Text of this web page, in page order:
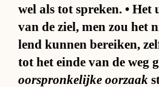
wel als tot spre­ken. • Het
van de ziel, men zou het
lend kun­nen be­rei­ken,
tot het einde van de weg
oor­spron­ke­lijke oor­zaak